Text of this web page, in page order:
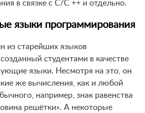
в связке с C/C ++ и отдельно.
языки программирования
из старейших языков
студентами в качестве
языки. Несмотря на это, он
же вычисления, как и любой
например, знак равенства
решётки». А некоторые